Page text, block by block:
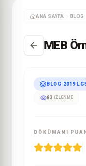
ANA SAYFA BLOG
MEB
BLOG 2019
83 İZLENME
DÖKÜMANI